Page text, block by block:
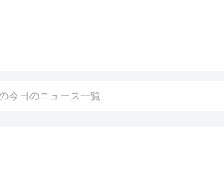
今日のニュース一覧